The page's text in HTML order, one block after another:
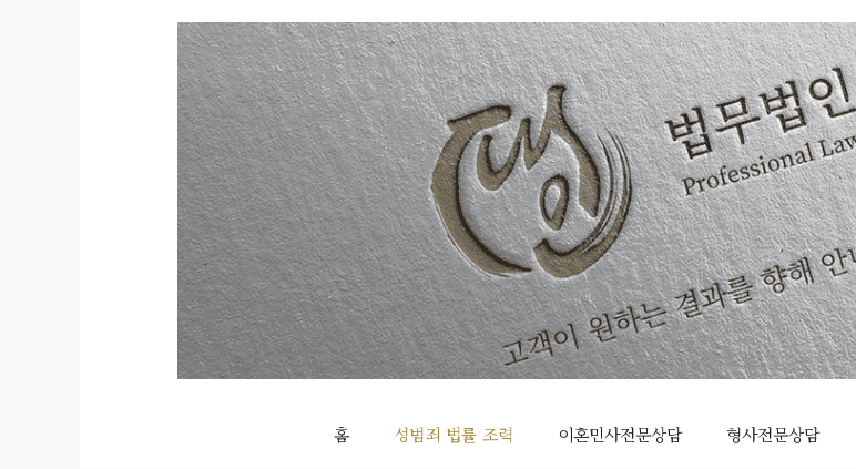
홈 성범죄 법률 조력 이혼민사전문상담 형사전문상담